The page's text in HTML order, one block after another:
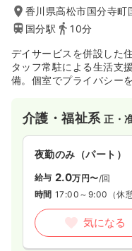
香川県高松市国分寺
国分駅
10分
デイサービスを併設した
タッフ常駐による生活支
備。個室でプライバシー
介護・福祉系正・
夜勤のみ（パート）
給与 2.0万円〜/回
時間 17:00～9:00 （休
気になる